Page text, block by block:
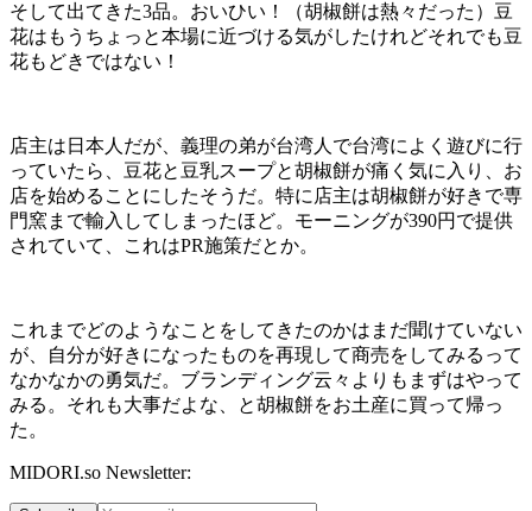
そして出てきた3品。おいひい！（胡椒餅は熱々だった）豆
花はもうちょっと本場に近づける気がしたけれどそれでも豆
花もどきではない！
店主は日本人だが、義理の弟が台湾人で台湾によく遊びに行
っていたら、豆花と豆乳スープと胡椒餅が痛く気に入り、お
店を始めることにしたそうだ。特に店主は胡椒餅が好きで専
門窯まで輸入してしまったほど。モーニングが390円で提供
されていて、これはPR施策だとか。
これまでどのようなことをしてきたのかはまだ聞けていない
が、自分が好きになったものを再現して商売をしてみるって
なかなかの勇気だ。ブランディング云々よりもまずはやって
みる。それも大事だよな、と胡椒餅をお土産に買って帰っ
た。
MIDORI.so Newsletter: